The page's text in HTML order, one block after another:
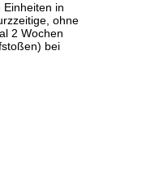
in
ohne
2 Wochen
bei